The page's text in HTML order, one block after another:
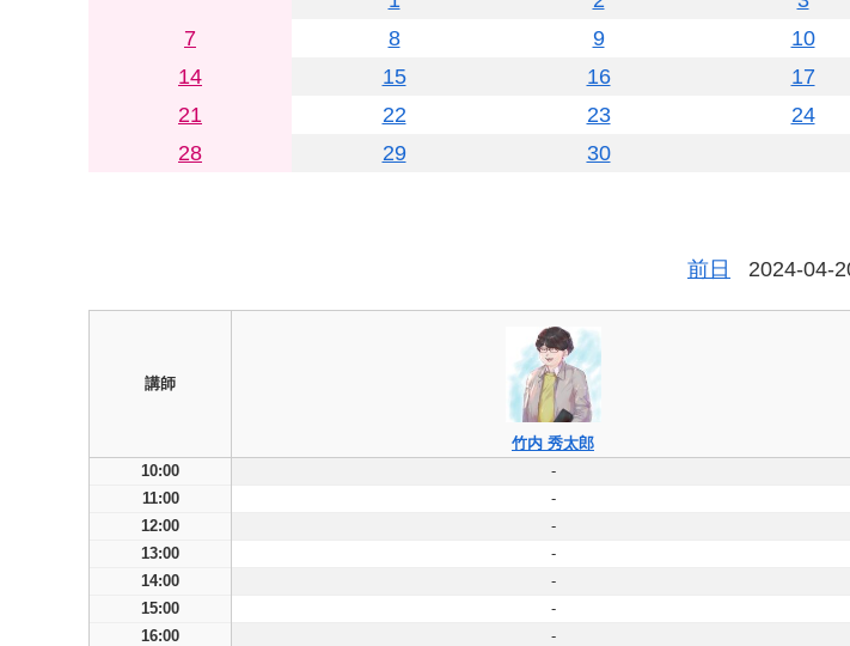
7
8 9 10
14
15 16 17
21
22 23 24
28
29 30
前日 2024-04-
講師
竹内 秀太郎
10:00
-
11:00
-
12:00
-
13:00
-
14:00
-
15:00
-
16:00
-